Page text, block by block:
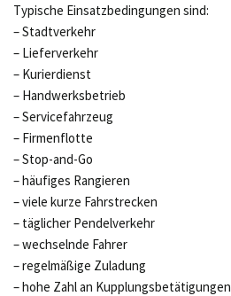
Typische Einsatzbedingungen sind:
– Stadtverkehr
– Lieferverkehr
– Kurierdienst
– Handwerksbetrieb
– Servicefahrzeug
– Firmenflotte
– Stop-and-Go
– häufiges Rangieren
– viele kurze Fahrstrecken
– täglicher Pendelverkehr
– wechselnde Fahrer
– regelmäßige Zuladung
– hohe Zahl an Kupplungsbetätigungen